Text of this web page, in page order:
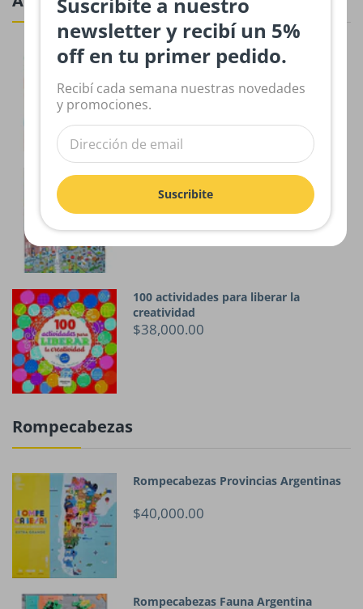
El libro de los pequeños grandes
artistas
$33,700.00
Perdidos en Argentina. Para jugar y
conocer
100 actividades para liberar la
creatividad
$38,000.00
Rompecabezas
Rompecabezas Provincias Argentinas
$40,000.00
Rompecabezas Fauna Argentina
newsletter y recibí un 5%
off en tu primer pedido.
Recibí cada semana nuestras novedades
y promociones.
Suscribite